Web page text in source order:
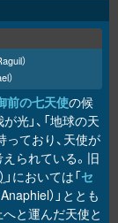
）
）
前の七天使の候
光」、「地球の天
っており、天使が
られている。旧
」においては「セ
）」ととも
へと運んだ天使と